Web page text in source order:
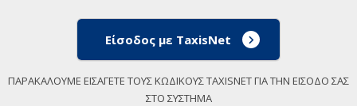
Είσοδος με TaxisNet
ΠΑΡΑΚΑΛΟΥΜΕ ΕΙΣΑΓΕΤΕ ΤΟΥΣ ΚΩΔΙΚΟΥΣ TAXISNET ΓΙΑ ΤΗΝ ΕΙΣΟΔΟ ΣΑΣ
ΣΤΟ ΣΥΣΤΗΜΑ